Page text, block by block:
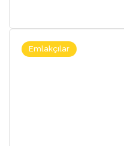
Emlakçılar